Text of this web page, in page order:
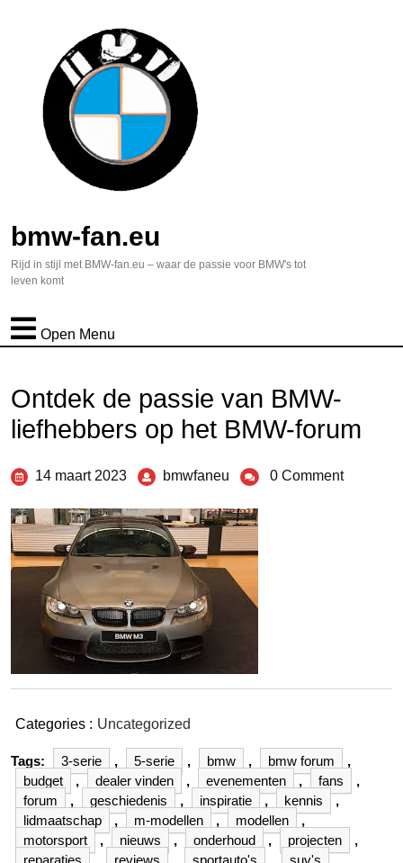
bmw-fan.eu
Rijd in stijl met BMW-fan.eu – waar de passie voor BMW's tot
leven komt
Open Menu
Ontdek de passie van BMW-
liefhebbers op het BMW-forum
14 maart 2023 bmwfaneu 0 Comment
Categories : Uncategorized
Tags: 3-serie , 5-serie , bmw , bmw forum
,
budget
, dealer vinden , evenementen , fans
,
forum
, geschiedenis , inspiratie , kennis
,
lidmaatschap
, m-modellen , modellen
,
motorsport
, nieuws , onderhoud , projecten
,
reparaties
, reviews , sportauto's , suv's
,